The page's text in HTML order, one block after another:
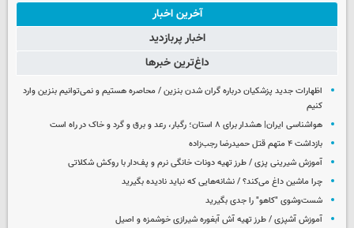
آخرین اخبار
اخبار پربازدید
داغ‌ترین خبرها
اظهارات جدید پزشکیان درباره گران شدن بنزین / محاصره هستیم و نمی‌توانیم بنزین وارد
کنیم
هواشناسی ایران| هشدار برای ۸ استان؛ رگبار، رعد و برق و گرد و خاک در راه است
بازداشت ۴ متهم قتل حمیدرضا رجب‌زاده
آموزش شیرینی پزی / طرز تهیه دونات خانگی نرم و پف‌دار با روکش شکلاتی
چرا ماشین داغ می‌کند؟ / نشانه‌هایی که نباید نادیده بگیرید
شست‌وشوی "کاهو" را جدی بگیرید
آموزش آشپزی / طرز تهیه آش آبغوره شیرازی خوشمزه و اصیل